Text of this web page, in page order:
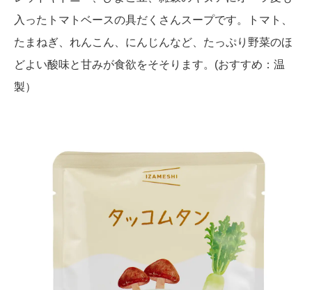
入ったトマトベースの具だくさんスープです。トマト、
たまねぎ、れんこん、にんじんなど、たっぷり野菜のほ
どよい酸味と甘みが食欲をそそります。(おすすめ：温
製）